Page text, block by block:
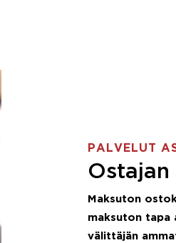
PALVELUT
Maksuton
maksuton tapa
välittäjän